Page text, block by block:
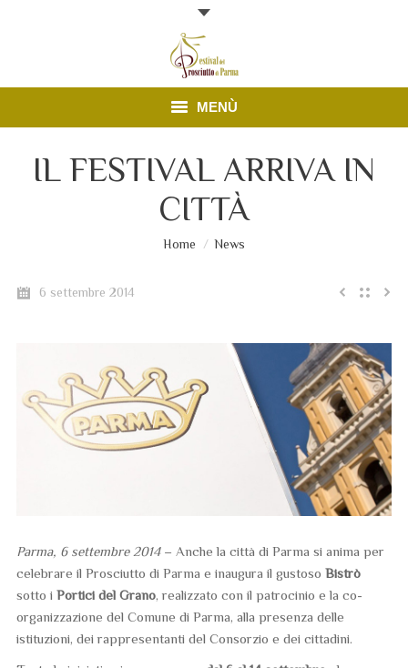
MENÙ
Edizione 2026
Finestre Aperte
Prosciutto di Parma
IL FESTIVAL ARRIVA IN
CITTÀ
Home News
6 settembre 2014
Parma, 6 settembre 2014 – Anche la città di Parma si anima per
celebrare il Prosciutto di Parma e inaugura il gustoso Bistrò
sotto i Portici del Grano, realizzato con il patrocinio e la co-
organizzazione del Comune di Parma, alla presenza delle
istituzioni, dei rappresentanti del Consorzio e dei cittadini.